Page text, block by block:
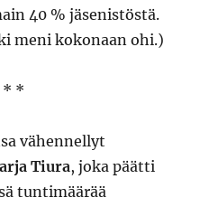
40 % jäsenistöstä.
meni kokonaan ohi.)
* *
vähennellyt
Tiura, joka päätti
tuntimäärää